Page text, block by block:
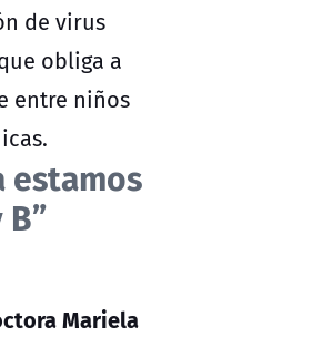
de virus
obliga a
entre niños
estamos
Mariela